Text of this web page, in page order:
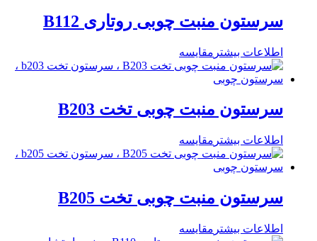
سرستون منبت چوبی روتاری B112
اطلاعات بیشتر مقایسه
سرستون منبت چوبی تخت B203
اطلاعات بیشتر مقایسه
سرستون منبت چوبی تخت B205
اطلاعات بیشتر مقایسه